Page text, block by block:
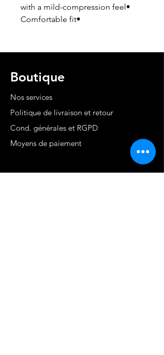
with a mild-compression feel•
Comfortable fit•
Boutique
Nos services
Politique de livraison et retour
Cond. générales et RGPD
Moyens de paiement